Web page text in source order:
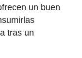
un buen
tras un